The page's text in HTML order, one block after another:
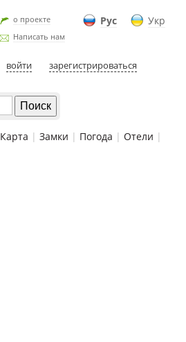
Рус Укр
о проекте
Написать нам
войти зарегистрироваться
Карта | Замки | Погода | Отели |